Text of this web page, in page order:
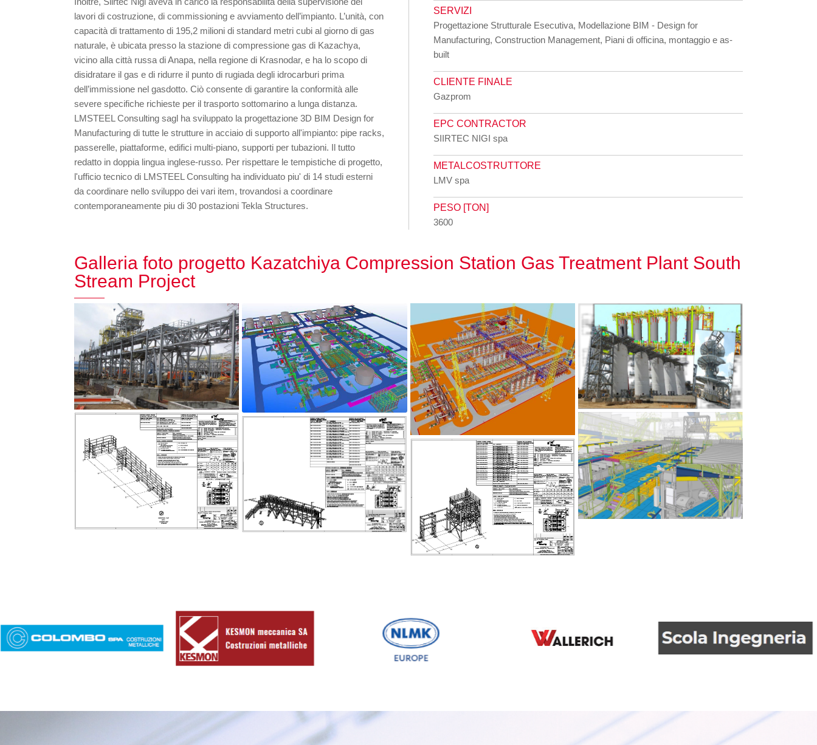
lavori di costruzione, di commissioning e avviamento dell’impianto. L’unità, con
capacità di trattamento di 195,2 milioni di standard metri cubi al giorno di gas
naturale, è ubicata presso la stazione di compressione gas di Kazachya,
vicino alla città russa di Anapa, nella regione di Krasnodar, e ha lo scopo di
disidratare il gas e di ridurre il punto di rugiada degli idrocarburi prima
dell’immissione nel gasdotto. Ciò consente di garantire la conformità alle
severe specifiche richieste per il trasporto sottomarino a lunga distanza.
LMSTEEL Consulting sagl ha sviluppato la progettazione 3D BIM Design for
Manufacturing di tutte le strutture in acciaio di supporto all'impianto: pipe racks,
passerelle, piattaforme, edifici multi-piano, supporti per tubazioni. Il tutto
redatto in doppia lingua inglese-russo. Per rispettare le tempistiche di progetto,
l'ufficio tecnico di LMSTEEL Consulting ha individuato piu' di 14 studi esterni
da coordinare nello sviluppo dei vari item, trovandosi a coordinare
contemporaneamente piu di 30 postazioni Tekla Structures.
SERVIZI
Progettazione Strutturale Esecutiva, Modellazione BIM - Design for
Manufacturing, Construction Management, Piani di officina, montaggio e as-
built
CLIENTE FINALE
Gazprom
EPC CONTRACTOR
SIIRTEC NIGI spa
METALCOSTRUTTORE
LMV spa
PESO [TON]
3600
Galleria foto progetto Kazatchiya Compression Station Gas Treatment Plant South
Stream Project